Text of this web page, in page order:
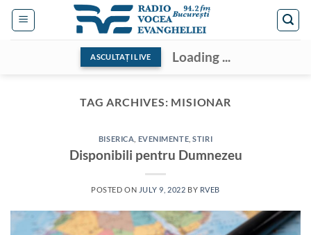
Skip
ASCULTAȚI LIVE Loading ...
TAG ARCHIVES: MISIONAR
BISERICA EVENIMENTE ,STIRI
Disponibili pentru Dumnezeu
POSTED ON JULY 9, 2022 BY RVEB